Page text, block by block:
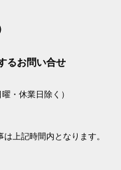
るお問い合せ
・休業日除く）
上記時間内となります。